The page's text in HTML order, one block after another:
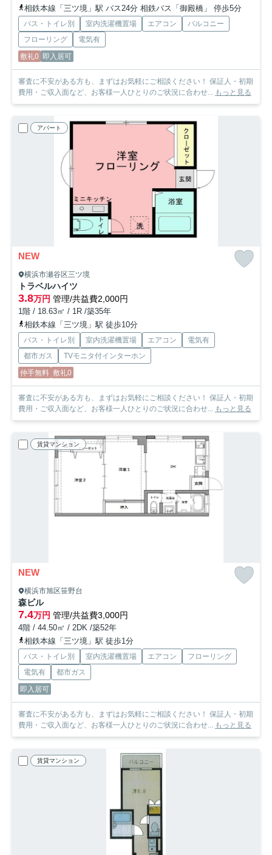
相鉄本線「三ツ境」駅 バス24分 相鉄バス「御殿橋」 停歩5分
バス・トイレ別 室内洗濯機置場 エアコン
バルコニー
フローリング
電気有
敷礼0 即入居可
審査に不安がある方も、まずはお気軽にご相談ください！ 保証人・初期
費用・ご収入面など、お客様一人ひとりのご状況に合わせ...
もっと見る
アパート
NEW
横浜市瀬谷区三ツ境
トラベルハイツ
3.8万円 管理/共益費2,000円
1階 / 18.63㎡ / 1R /築35年
相鉄本線「三ツ境」駅 徒歩10分
バス・トイレ別 室内洗濯機置場 エアコン
電気有
都市ガス
TVモニタ付インターホン
仲手無料 敷礼0
審査に不安がある方も、まずはお気軽にご相談ください！ 保証人・初期
費用・ご収入面など、お客様一人ひとりのご状況に合わせ...
もっと見る
賃貸マンション
NEW
横浜市旭区笹野台
森ビル
7.4万円 管理/共益費3,000円
4階 / 44.50㎡ / 2DK /築52年
相鉄本線「三ツ境」駅 徒歩1分
バス・トイレ別 室内洗濯機置場 エアコン
フローリング
電気有
都市ガス
即入居可
審査に不安がある方も、まずはお気軽にご相談ください！ 保証人・初期
費用・ご収入面など、お客様一人ひとりのご状況に合わせ...
もっと見る
賃貸マンション